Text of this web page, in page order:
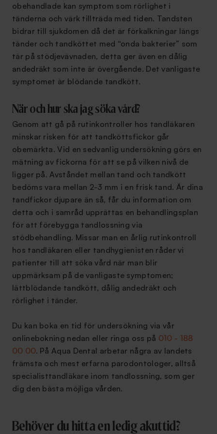
obehandlade kan symptom som rörlighet i
tänderna och värk tillträda med tiden. Tandsten
bidrar till sjukdomen då det är förkalkningar längs
tänder och tandköttet med “onda bakterier” som
tär på stödjevävnaden, detta ger även en dålig
andedräkt som inte är övergående. Det vanligaste
symptomet är blödande tandkött.
När och hur ska jag söka vård?
Genom att gå på rutinkontroller hos tandläkaren
minskar risken för att tandköttsfickor går
obemärkta. Vid en sedvanlig undersökning görs en
mätning av fickorna för att se på vilken nivå de
ligger på. Avståndet mellan tand och tandkött
bedöms vara mellan 2-3 mm i en frisk tand. Är dina
tandfickor djupare än så, får du information om
detta och i samråd upprättas en behandlingsplan
för att förebygga tandlossning via
stödbehandling. Missar man en årlig rutinkontroll
hos tandläkaren eller tandhygienisten råder vi
patienter till att söka vård när man blir
uppmärksam på de vanligaste symptomen;
lättblödande tandkött, dålig andedräkt och
rörlighet i tänder.
Du kan boka en tid för undersökning via vår
onlinebokning nedan eller ringa oss på 010 - 188
00 00. På Aqua Dental arbetar några av landets
främsta och mest erfarna parodontologer, alltså
specialisttandläkare inom tandlossning, som ger
dig den bästa möjliga vården.
Behöver du hitta en ledig akuttid?